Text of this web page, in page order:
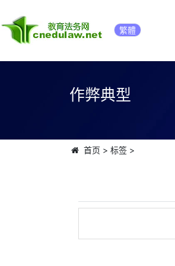
繁體
作弊典型
首页 > 标签>